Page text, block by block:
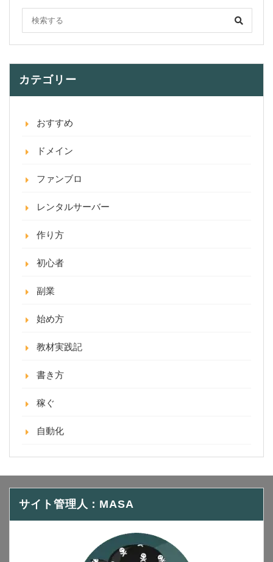
カテゴリー
おすすめ
ドメイン
ファンブロ
レンタルサーバー
作り方
初心者
副業
始め方
教材実践記
書き方
稼ぐ
自動化
サイト管理人：MASA